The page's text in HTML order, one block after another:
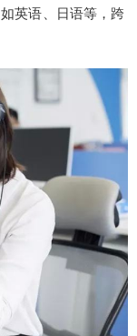
英语、日语等，跨